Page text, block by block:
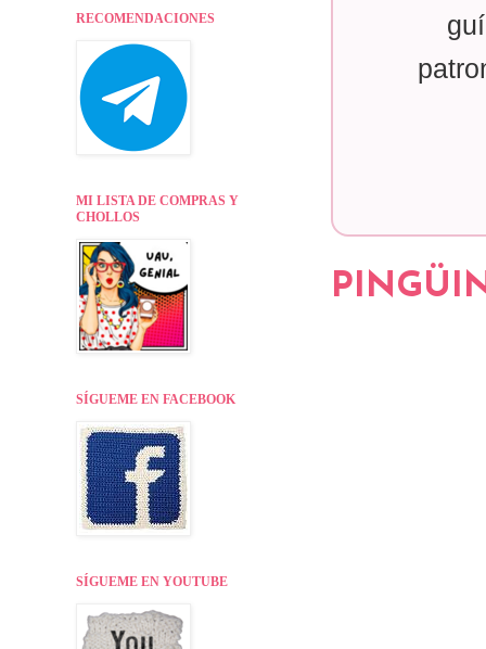
RECOMENDACIONES
MI LISTA DE COMPRAS Y
CHOLLOS
SÍGUEME EN FACEBOOK
SÍGUEME EN YOUTUBE